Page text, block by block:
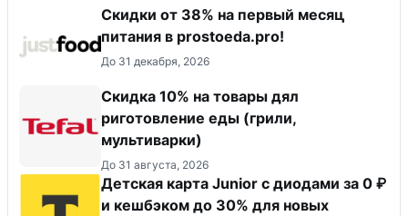
​Скидки от 38% на первый месяц
питания в prostoeda.pro!
До 31 декабря, 2026
Скидка 10% на товары дял
риготовление еды (грили,
мультиварки)
До 31 августа, 2026
Детская карта Junior с диодами за 0 ₽
и кешбэком до 30% для новых